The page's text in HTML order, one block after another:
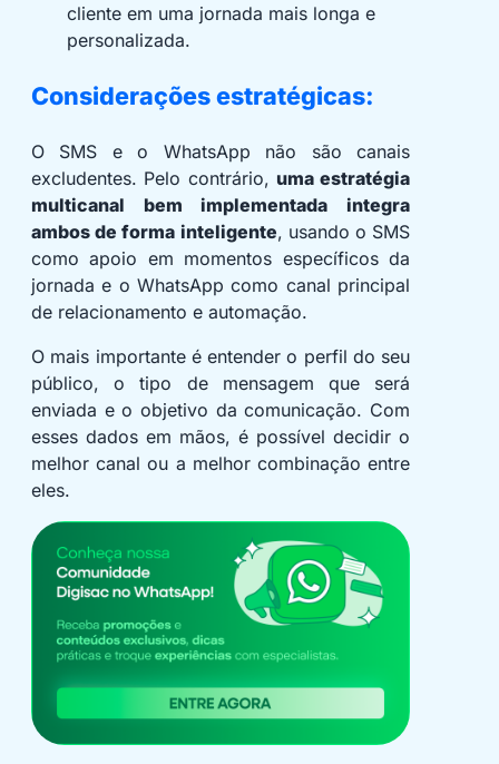
cliente em uma jornada mais longa e
personalizada.
Considerações estratégicas:
O SMS e o WhatsApp não são canais
excludentes. Pelo contrário, uma estratégia
multicanal bem implementada integra
ambos de forma inteligente, usando o SMS
como apoio em momentos específicos da
jornada e o WhatsApp como canal principal
de relacionamento e automação.
O mais importante é entender o perfil do seu
público, o tipo de mensagem que será
enviada e o objetivo da comunicação. Com
esses dados em mãos, é possível decidir o
melhor canal ou a melhor combinação entre
eles.